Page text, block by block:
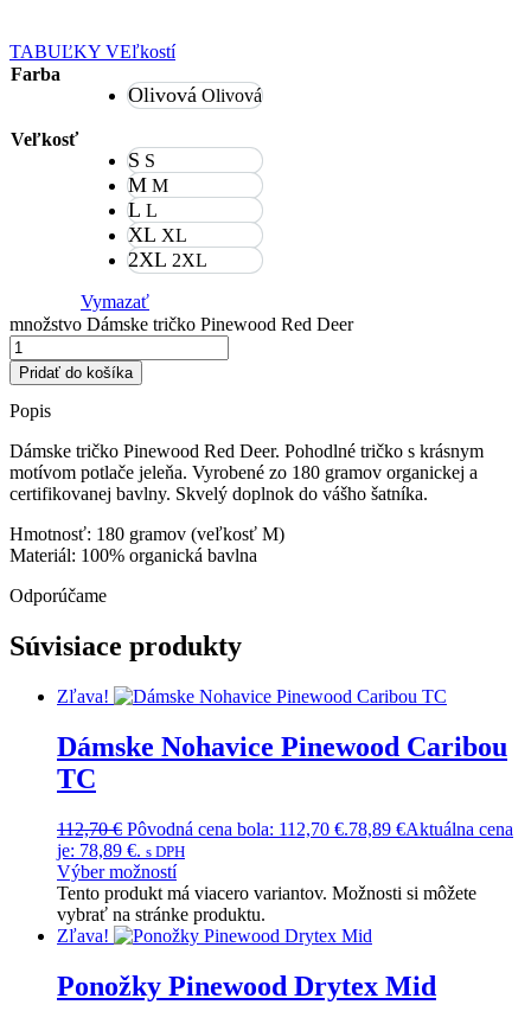
TABUĽKY VEľkostí
Farba
Olivová Olivová
Veľkosť
S S
M M
L L
XL XL
2XL 2XL
Vymazať
množstvo Dámske tričko Pinewood Red Deer
Pridať do košíka
Popis
Dámske tričko Pinewood Red Deer. Pohodlné tričko s krásnym
motívom potlače jeleňa. Vyrobené zo 180 gramov organickej a
certifikovanej bavlny. Skvelý doplnok do vášho šatníka.
Hmotnosť: 180 gramov (veľkosť M)
Materiál: 100% organická bavlna
Odporúčame
Súvisiace produkty
Zľava!
Dámske Nohavice Pinewood Caribou
TC
112,70€ Pôvodná cena bola: 112,70 €.78,89 €Aktuálna cena
je: 78,89 €. s DPH
Výber možností
Tento produkt má viacero variantov. Možnosti si môžete
vybrať na stránke produktu.
Zľava!
Ponožky Pinewood Drytex Mid